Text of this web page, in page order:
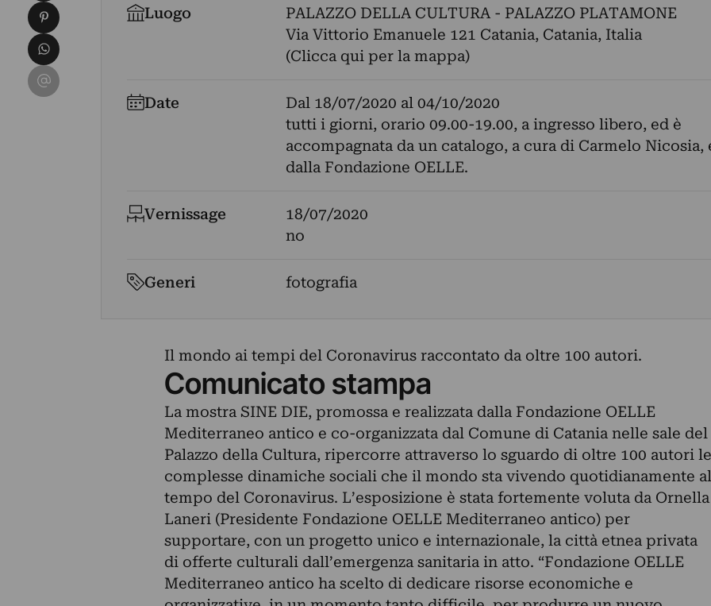
Luogo
PALAZZO DELLA CULTURA - PALAZZO PLATAMONE
Via Vittorio Emanuele 121 Catania, Catania, Italia
(Clicca qui per la mappa)
Date Dal 18/07/2020 al 04/10/2020
tutti i giorni, orario 09.00-19.00, a ingresso libero, ed è
accompagnata da un catalogo, a cura di Carmelo Nicosia,
dalla Fondazione OELLE.
Vernissage
18/07/2020
no
Generi fotografia
Il mondo ai tempi del Coronavirus raccontato da oltre 100 autori.
Comunicato stampa
La mostra SINE DIE, promossa e realizzata dalla Fondazione OELLE
Mediterraneo antico e co-organizzata dal Comune di Catania nelle sale del
Palazzo della Cultura, ripercorre attraverso lo sguardo di oltre 100 autori le
complesse dinamiche sociali che il mondo sta vivendo quotidianamente al
tempo del Coronavirus. L’esposizione è stata fortemente voluta da Ornella
Laneri (Presidente Fondazione OELLE Mediterraneo antico) per
supportare, con un progetto unico e internazionale, la città etnea privata
di offerte culturali dall’emergenza sanitaria in atto. “Fondazione OELLE
Mediterraneo antico ha scelto di dedicare risorse economiche e
Condividi su Pinterest
Condividi su WhatsApp
Condividi su Email